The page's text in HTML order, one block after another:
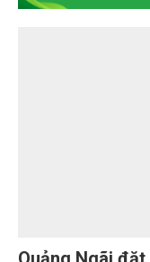
SeABank tiếp tục